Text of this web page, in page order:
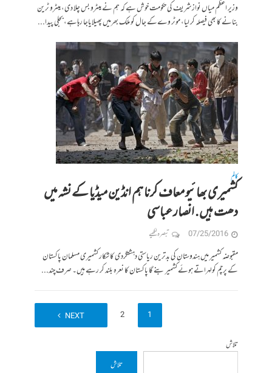
وزیر اعظم میاں نواز شریف کی حکومت خوش ہے کہ ہم نے میٹرو بس چلا دی، میٹرو ٹرین
بنانے کا بھی فیصلہ کر لیا، موٹر وےکے جال کو ملک بھرمیں پھیلایاجا رہاہے، بجلی پیدا...
کالم
کشمیری بھائیو معاف کرنا ہم انڈین میڈیا کے نشہ میں
دھت ہیں. انصار عباسی
07/25/2016 تبصرہ لکھیے
مقبوضہ کشمیر میں ہندوستان کی بدترین ریاستی دہشتگردی کا شکار کشمیری مسلمان پاکستان
کے پرچم کولہراتے ہوئے کشمیر بنے گا پاکستان کا نعرہ بلند کر رہے ہیں۔ صرف چند...
1
2
NEXT
تلاش
تلاش